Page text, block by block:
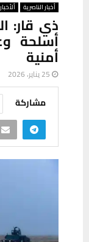
أخبار الناصرية ألأخبار
ذي قار:
أسلحة
أمنية
25 يناير، 2026
مشاركة